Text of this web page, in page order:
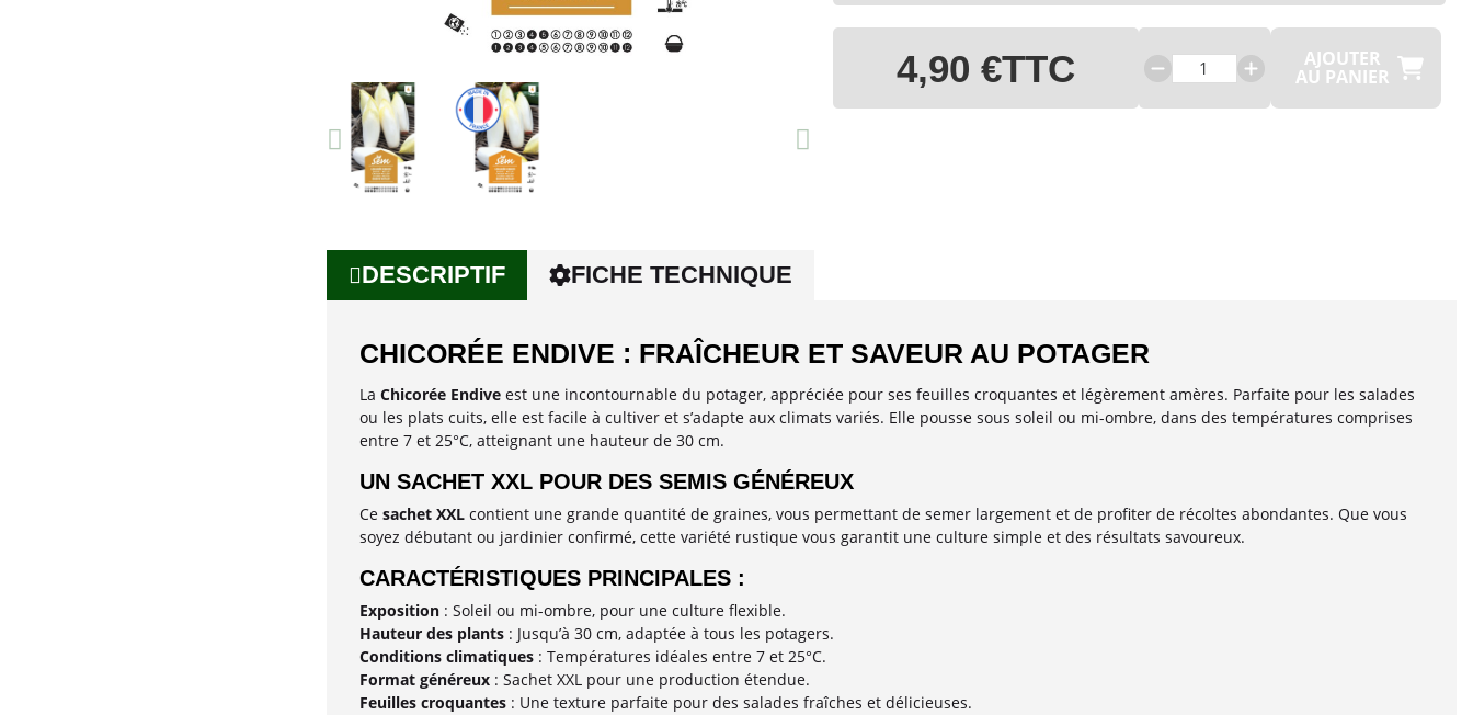
4,90 €TTC AJOUTER
AU PANIER
DESCRIPTIF FICHE TECHNIQUE
CHICORÉE ENDIVE : FRAÎCHEUR ET SAVEUR AU POTAGER
La Chicorée Endiveest une incontournable du potager, appréciée pour ses feuilles croquantes et légèrement amères. Parfaite pour les salades
ou les plats cuits, elle est facile à cultiver et s’adapte aux climats variés. Elle pousse sous soleil ou mi-ombre, dans des températures comprises
entre 7 et 25°C, atteignant une hauteur de 30 cm.
UN SACHET XXL POUR DES SEMIS GÉNÉREUX
Ce sachet XXLcontient une grande quantité de graines, vous permettant de semer largement et de profiter de récoltes abondantes. Que vous
soyez débutant ou jardinier confirmé, cette variété rustique vous garantit une culture simple et des résultats savoureux.
CARACTÉRISTIQUES PRINCIPALES :
Exposition: Soleil ou mi-ombre, pour une culture flexible.
Hauteur des plants: Jusqu’à 30 cm, adaptée à tous les potagers.
Conditions climatiques: Températures idéales entre 7 et 25°C.
Format généreux: Sachet XXL pour une production étendue.
Feuilles croquantes: Une texture parfaite pour des salades fraîches et délicieuses.